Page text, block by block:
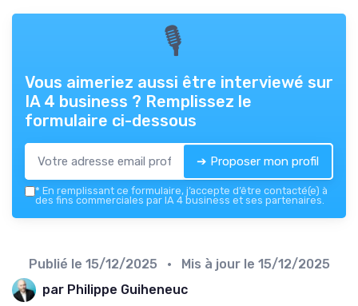
🎙
Vous aimeriez aussi être interviewé sur
IA 4 business ? Remplissez le
formulaire ci-dessous
➔ Proposer mon profil
* En remplissant ce formulaire, j’accepte d’être contacté(e) à
des fins commerciales par IA 4 business et ses partenaires.
Publié le 15/12/2025 • Mis à jour le 15/12/2025
par Philippe Guiheneuc